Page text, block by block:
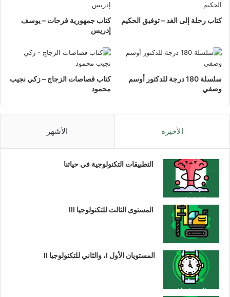
كتاب رحلة إلى الغد – توفيق الحكيم
كتاب جمهورية فرحات – يوسف
إدريس
سلسلة 180 درجة للدكتور أوسم
وصفي
كتاب قصاصات الزجاج – زكي نجيب
محمود
الأخيرة الأشهر
التطبيقات التكنولوجية في حياتنا
المستوى الثالث للتكنولوجيا III
المستويان الأول I، والثاني للتكنولوجيا II